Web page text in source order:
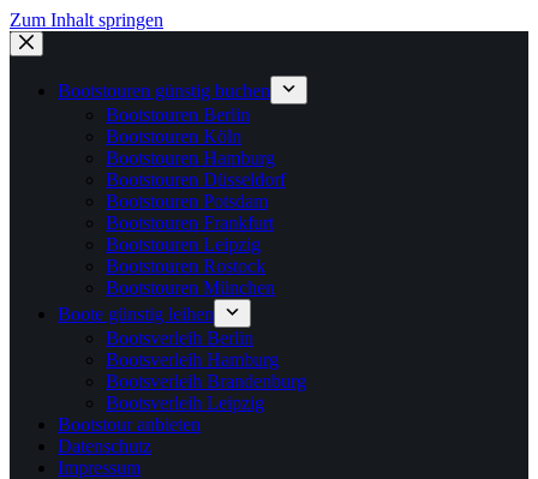
Zum Inhalt springen
Bootstouren günstig buchen
Bootstouren Berlin
Bootstouren Köln
Bootstouren Hamburg
Bootstouren Düsseldorf
Bootstouren Potsdam
Bootstouren Frankfurt
Bootstouren Leipzig
Bootstouren Rostock
Bootstouren München
Boote günstig leihen
Bootsverleih Berlin
Bootsverleih Hamburg
Bootsverleih Brandenburg
Bootsverleih Leipzig
Bootstour anbieten
Datenschutz
Impressum